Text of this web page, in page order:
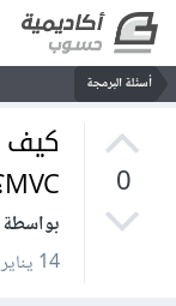
أسئلة البرمجة
0
MVC؟
بواسطة Jason
14 يناير 2016